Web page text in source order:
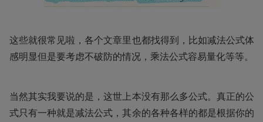
这些就很常见啦，各个文章里也都找得到，比如减法公式体
感明显但是要考虑不破防的情况，乘法公式容易量化等等。
当然其实我要说的是，这世上本没有那么多公式。真正的公
式只有一种就是减法公式，其余的各种各样的都是根据你的